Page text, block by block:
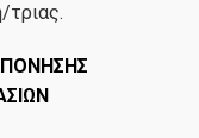
τριας.